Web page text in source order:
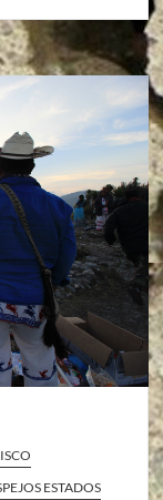
ESTADOS